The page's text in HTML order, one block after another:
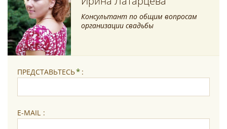
Консультант по общим вопросам
организации свадьбы
ПРЕДСТАВЬТЕСЬ* :
E-MAIL :